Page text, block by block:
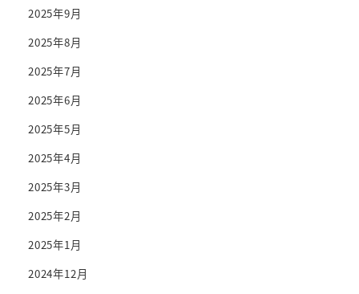
2025年9月
2025年8月
2025年7月
2025年6月
2025年5月
2025年4月
2025年3月
2025年2月
2025年1月
2024年12月